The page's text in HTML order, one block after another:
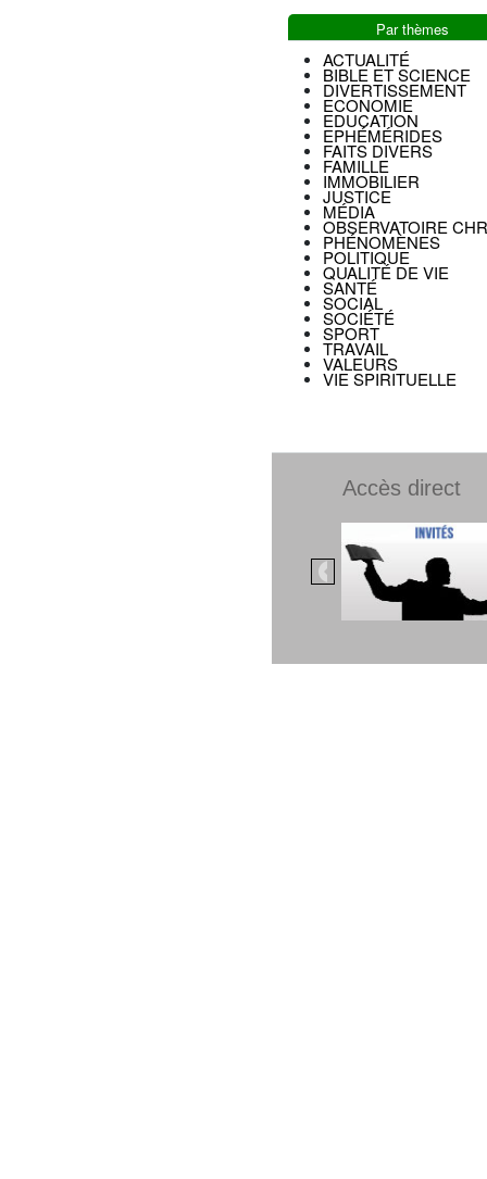
Par thèmes
ACTUALITÉ
BIBLE ET SCIENCE
DIVERTISSEMENT
ECONOMIE
EDUCATION
EPHÉMÉRIDES
FAITS DIVERS
FAMILLE
IMMOBILIER
JUSTICE
MÉDIA
OBSERVATOIRE
PHÉNOMÈNES
POLITIQUE
QUALITÉ DE VIE
SANTÉ
SOCIAL
SOCIÉTÉ
SPORT
TRAVAIL
VALEURS
VIE SPIRITUELLE
Accès direct